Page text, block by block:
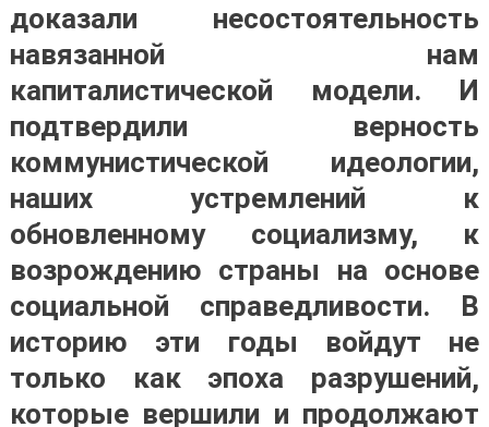
доказали несостоятельность
навязанной нам
капиталистической модели. И
подтвердили верность
коммунистической идеологии,
наших устремлений к
обновленному социализму, к
возрождению страны на основе
социальной справедливости. В
историю эти годы войдут не
только как эпоха разрушений,
которые вершили и продолжают